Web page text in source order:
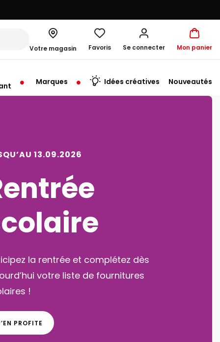
Votre magasin
à 09:30
Favoris Se connecter Mon panier
Marques Idées créatives Nouveautés
09.08.2026
un été magique avec nos
créatives pour petits et grands !